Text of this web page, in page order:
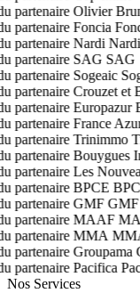
Nardi
SAG
BPCE
GMF
MMA
Nos Services